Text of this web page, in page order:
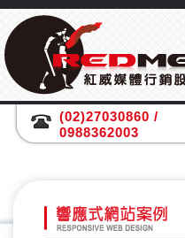
(02)27030860 /
0988362003